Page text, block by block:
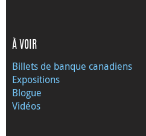
À VOIR
Billets de banque canadiens
Expositions
Blogue
Vidéos